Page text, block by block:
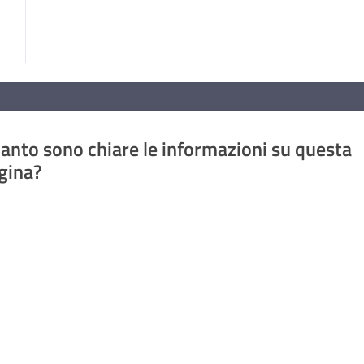
sono chiare le informazioni su questa